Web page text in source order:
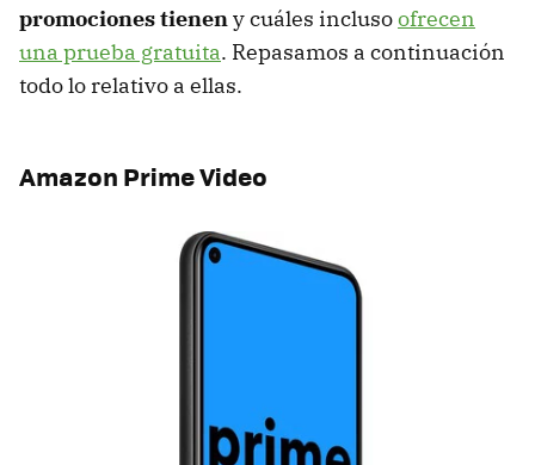
promociones tieneny cuáles inclusoofrecen
una prueba gratuita. Repasamos a continuación
todo lo relativo a ellas.
Amazon Prime Video